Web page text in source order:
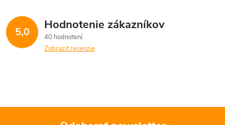
d
a
e
5,0 Hodnotenie zákazníkov
40 hodnotení
Zobraziť recenzie